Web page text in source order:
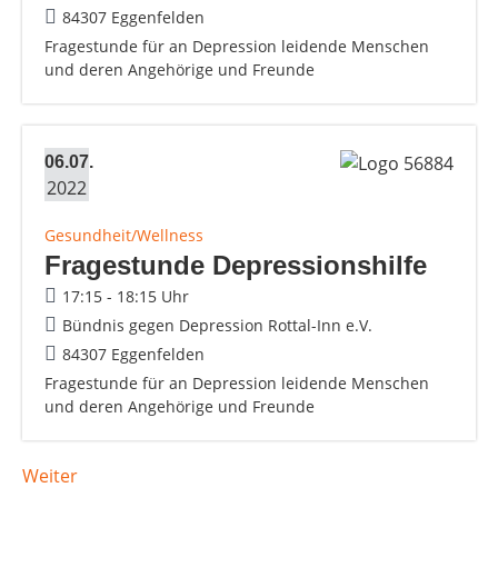
84307 Eggenfelden
Fragestunde für an Depression leidende Menschen
und deren Angehörige und Freunde
06.07.
2022
Gesundheit/Wellness
Fragestunde Depressionshilfe
17:15 - 18:15 Uhr
Bündnis gegen Depression Rottal-Inn e.V.
84307 Eggenfelden
Fragestunde für an Depression leidende Menschen
und deren Angehörige und Freunde
Weiter